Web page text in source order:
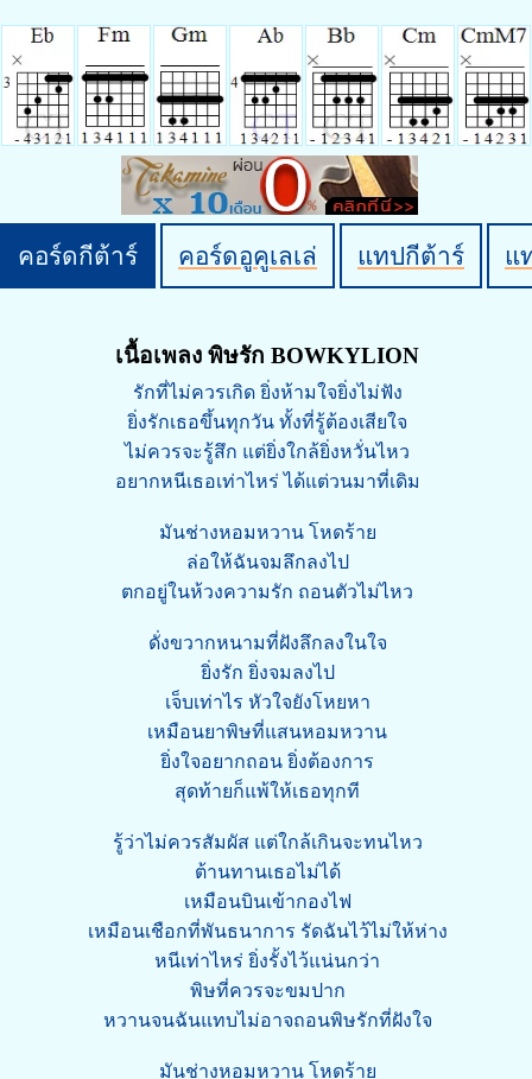
คอร์ดกีต้าร์ คอร์ดอูคูเลเล่ แทปกีต้าร์ แ
เนื้อเพลง พิษรัก BOWKYLION
รักที่ไม่ควรเกิด ยิ่งห้ามใจยิ่งไม่ฟัง
ยิ่งรักเธอขึ้นทุกวัน ทั้งที่รู้ต้องเสียใจ
ไม่ควรจะรู้สึก แต่ยิ่งใกล้ยิ่งหวั่นไหว
อยากหนีเธอเท่าไหร่ ได้แต่วนมาที่เดิม
มันช่างหอมหวาน โหดร้าย
ล่อให้ฉันจมลึกลงไป
ตกอยู่ในห้วงความรัก ถอนตัวไม่ไหว
ดั่งขวากหนามที่ฝังลึกลงในใจ
ยิ่งรัก ยิ่งจมลงไป
เจ็บเท่าไร หัวใจยังโหยหา
เหมือนยาพิษที่แสนหอมหวาน
ยิ่งใจอยากถอน ยิ่งต้องการ
สุดท้ายก็แพ้ให้เธอทุกที
รู้ว่าไม่ควรสัมผัส แต่ใกล้เกินจะทนไหว
ต้านทานเธอไม่ได้
เหมือนบินเข้ากองไฟ
เหมือนเชือกที่พันธนาการ รัดฉันไว้ไม่ให้ห่าง
หนีเท่าไหร่ ยิ่งรั้งไว้แน่นกว่า
พิษที่ควรจะขมปาก
หวานจนฉันแทบไม่อาจถอนพิษรักที่ฝังใจ
มันช่างหอมหวาน โหดร้าย